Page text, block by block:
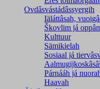
Ovdâsvástádâssyergih
Iäláttâsah,
Škovlim já
Kulttuur
Sämikielah
Sosiaal já
Párnááh já
Haavah